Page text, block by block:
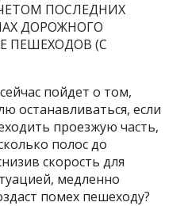
ПОСЛЕДНИХ
ДОРОЖНОГО
ПЕШЕХОДОВ (С
пойдет о том,
останавливаться, если
проезжую часть,
полос до
скорость для
медленно
помех пешеходу?